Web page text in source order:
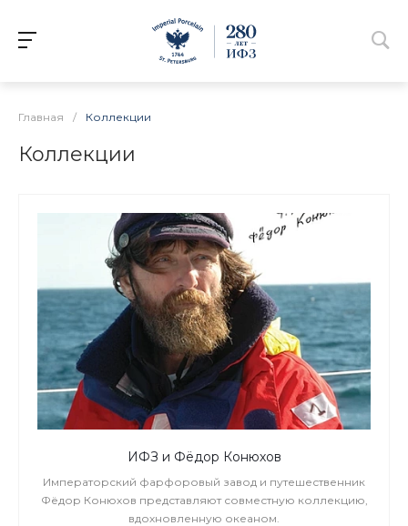
Главная / Коллекции
Коллекции
ИФЗ и Фёдор Конюхов
Императорский фарфоровый завод и путешественник
Фёдор Конюхов представляют совместную коллекцию,
вдохновленную океаном.